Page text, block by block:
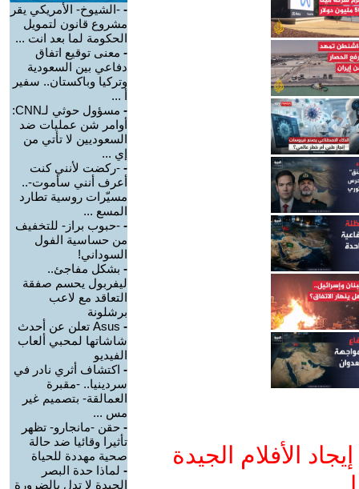
الأفلام الجيدة
- -الشيوخ- الأمريكي يقر
مشروع قانون لتمويل
الحكومة لما بعد انت ...
- معنى توقيع اتفاق
دفاعي بين السعودية
وتركيا وباكستان.. سفير
أ ...
-
مسؤول حوثي لـCNN:
أوامر شن عمليات ضد
السعوديين لا تأتي من
إي ...
- -ركضت لأنني كنت
أعرف أنني سأموت-..
مسيّرات روسية تطارد
المسع ...
- -حبوب براز- للتخفيف
من حساسية الفول
السوداني!
- بشكل مفاجئ..
ليفربول يحسم صفقة
التعاقد مع لاعب
برشلونة
-
Asus تعلن عن أحدث
شاشاتها لمحبي ألعاب
الفيديو
- اكتشاف أثري نادر في
سردينيا.. -مقبرة
العمالقة- بتصميم غير
مس ...
- حقن -مانجارو- تظهر
تأثيرا وقائيا ضد حالة
صحية مهددة للحياة
- لماذا حدة البصر
الجيدة لا تدل بالضرورة